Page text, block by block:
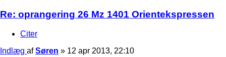
Re: oprangering 26 Mz 1401 Orientekspressen
Citer
Indlæg afSøren » 12 apr 2013, 22:10